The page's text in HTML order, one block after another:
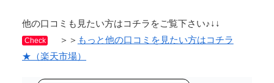
他の口コミも見たい方はコチラをご覧下さい♪↓↓
Check ＞＞ もっと他の口コミを見たい方はコチラ
★（楽天市場）